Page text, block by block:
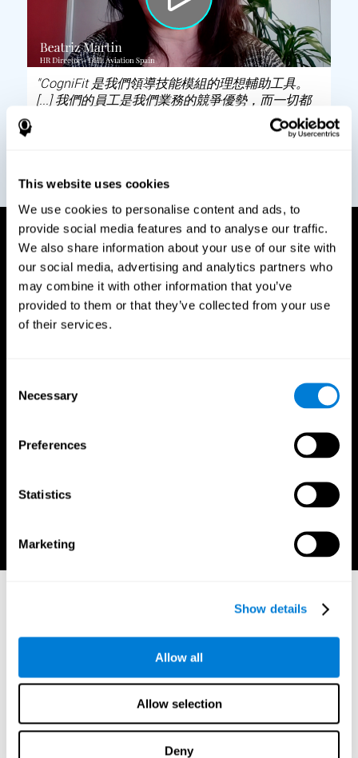
This website uses cookies
We use cookies to personalise content and ads, to
provide social media features and to analyse our traffic.
We also share information about your use of our site with
our social media, advertising and analytics partners who
may combine it with other information that you’ve
provided to them or that they’ve collected from your use
of their services.
Selection
Necessary
Preferences
Statistics
Marketing
Show details
Allow all
Allow selection
Deny
"CogniFit 是我們領導技能模組的理想輔助工具。
[...] 我們的員工是我們業務的競爭優勢，而一切都
怎麼運行的
通過一個工具來幫助改善員工上班和下班後的認知
健康，達到企業健康。 用於評估和訓練員工認知技
員工可以在 60 秒內使用該產品，並從可以測量、
鍛煉和監控其認知健康的訓練計劃中受益。